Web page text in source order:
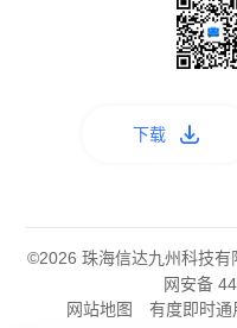
下载
©2026 珠海信达九州科技有
网安备
网站地图
有度即时通